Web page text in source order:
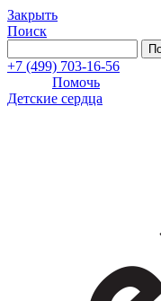
Закрыть
Поиск
+7 (499) 703-16-56
Помочь
Детские сердца